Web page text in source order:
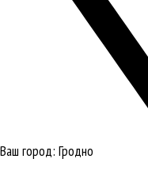
Ваш город: Гродно